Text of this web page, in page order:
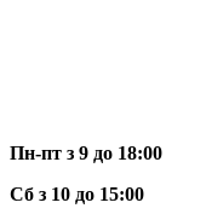
Пн-пт з 9 до 18:00
Сб з 10 до 15:00